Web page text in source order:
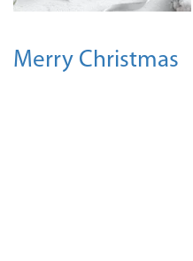
Merry Christmas